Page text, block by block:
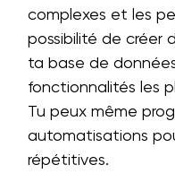
complexes et les
possibilité de créer
ta base de
fonctionnalités les
Tu peux même
automatisations
répétitives.